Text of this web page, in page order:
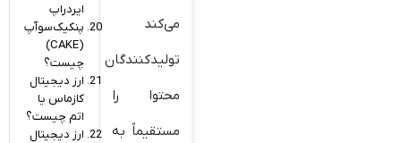
می‌کند
تولیدکنندگان
محتوا را
مستقیماً به
ایردراپ
پنکیک‌سوآپ
(CAKE)
چیست؟
ارز دیجیتال
کازماس یا
اتم چیست؟
ارز دیجیتال